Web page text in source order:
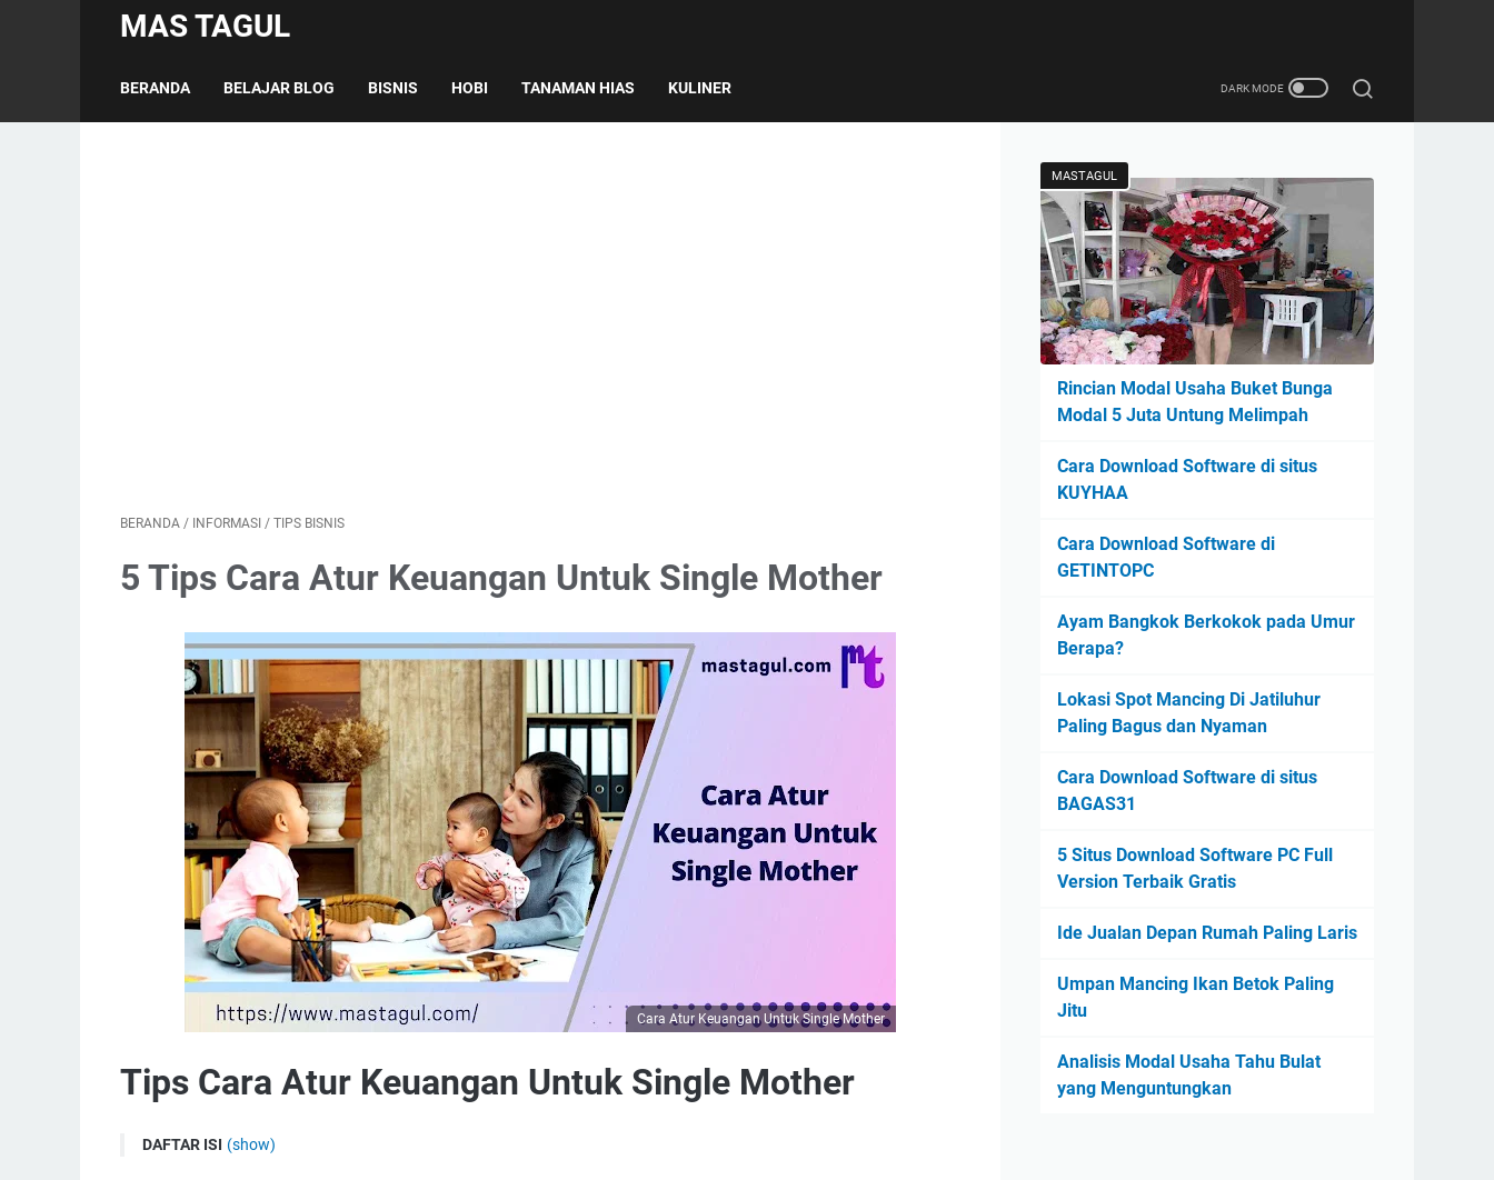
MAS TAGUL
BERANDA BELAJAR BLOG BISNIS HOBI TANAMAN HIAS KULINER
BERANDA / INFORMASI / TIPS BISNIS
5 Tips Cara Atur Keuangan Untuk Single Mother
Cara Atur Keuangan Untuk Single Mother
Tips Cara Atur Keuangan Untuk Single Mother
DAFTAR ISI (show)
MASTAGUL
Rincian Modal Usaha Buket Bunga
Modal 5 Juta Untung Melimpah
Cara Download Software di situs
KUYHAA
Cara Download Software di
GETINTOPC
Ayam Bangkok Berkokok pada Umur
Berapa?
Lokasi Spot Mancing Di Jatiluhur
Paling Bagus dan Nyaman
Cara Download Software di situs
BAGAS31
5 Situs Download Software PC Full
Version Terbaik Gratis
Ide Jualan Depan Rumah Paling Laris
Umpan Mancing Ikan Betok Paling
Jitu
Analisis Modal Usaha Tahu Bulat
yang Menguntungkan